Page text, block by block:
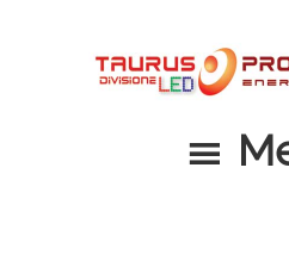
contenuto